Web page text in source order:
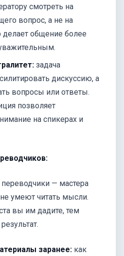
смотреть на
вопрос, а не на
делает общение более
задача
дискуссию, а
вопросы или ответы.
позволяет
на спикерах и
— мастера
умеют читать мысли.
вы им дадите, тем
заранее: как